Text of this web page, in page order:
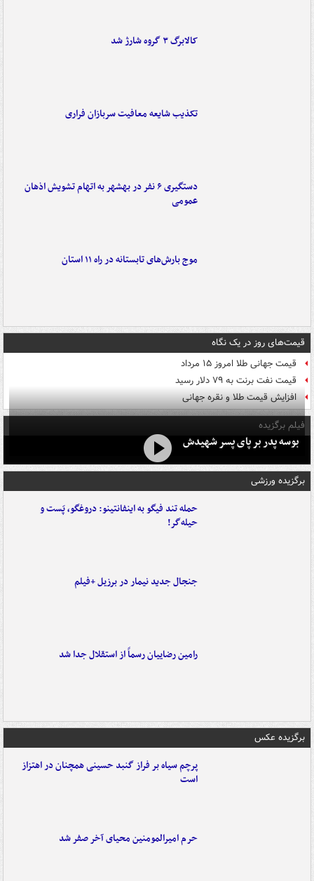
کالابرگ ۳ گروه شارژ شد
تکذیب شایعه معافیت سربازان فراری
دستگیری ۶ نفر در بهشهر به اتهام تشویش اذهان
عمومی
موج بارش‌های تابستانه در راه ۱۱ استان
قیمت‌های روز در یک نگاه
قیمت جهانی طلا امروز ۱۵ مرداد
قیمت نفت برنت به ۷۹ دلار رسید
افزایش قیمت طلا و نقره جهانی
فیلم برگزیده
بوسه‌ پدر بر پای پسر شهیدش
برگزیده ورزشی
حمله تند فیگو به اینفانتینو: دروغگو، پَست‌ و
حیله‌گر!
جنجال جدید نیمار در برزیل +فیلم
رامین رضاییان رسماً از استقلال جدا شد
برگزیده عکس
پرچم سیاه بر فراز گنبد حسینی همچنان در اهتزاز
است
حرم امیرالمومنین محیای آخر صفر شد